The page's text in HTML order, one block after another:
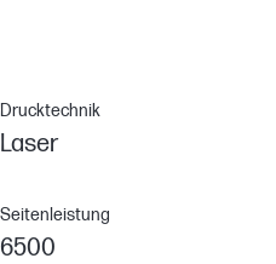
Drucktechnik
Laser
Seitenleistung
6500